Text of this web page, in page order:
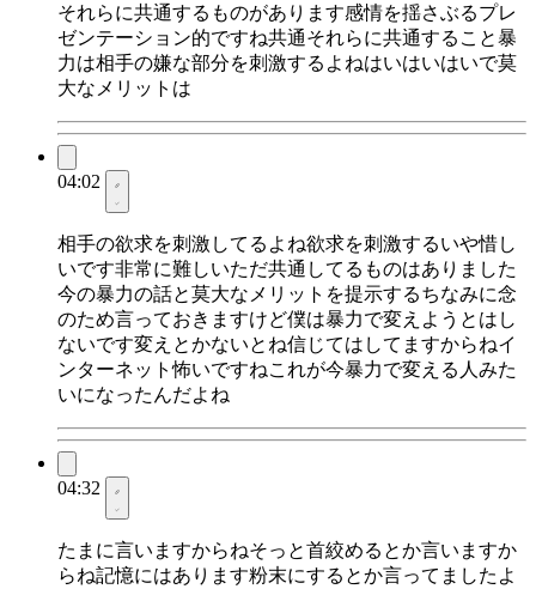
それらに共通するものがあります感情を揺さぶるプレ
ゼンテーション的ですね共通それらに共通すること暴
力は相手の嫌な部分を刺激するよねはいはいはいで莫
大なメリットは
04:02
相手の欲求を刺激してるよね欲求を刺激するいや惜し
いです非常に難しいただ共通してるものはありました
今の暴力の話と莫大なメリットを提示するちなみに念
のため言っておきますけど僕は暴力で変えようとはし
ないです変えとかないとね信じてはしてますからねイ
ンターネット怖いですねこれが今暴力で変える人みた
いになったんだよね
04:32
たまに言いますからねそっと首絞めるとか言いますか
らね記憶にはあります粉末にするとか言ってましたよ